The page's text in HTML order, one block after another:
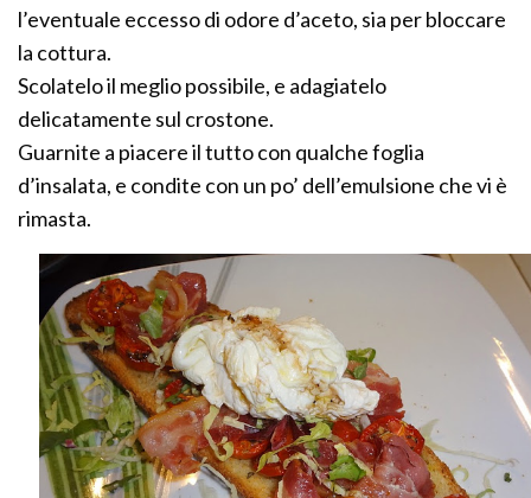
l’eventuale eccesso di odore d’aceto, sia per bloccare
la cottura.
Scolatelo il meglio possibile, e adagiatelo
delicatamente sul crostone.
Guarnite a piacere il tutto con qualche foglia
d’insalata, e condite con un po’ dell’emulsione che vi è
rimasta.